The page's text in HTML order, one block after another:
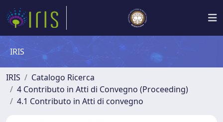
IRIS
IRIS
Catalogo Ricerca
4 Contributo in Atti di Convegno (Proceeding)
4.1 Contributo in Atti di convegno